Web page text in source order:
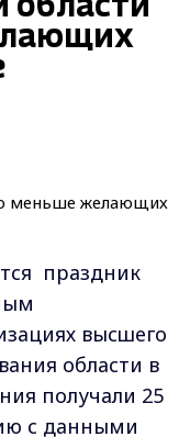
области
праздник
высшего
области в
получали 25
с данными